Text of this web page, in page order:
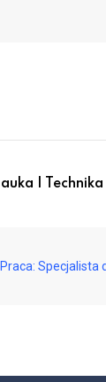
I Technika
Praca: Specjalista